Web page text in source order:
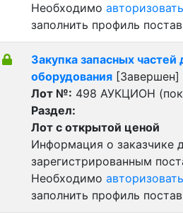
Необходимо
заполнить профиль
Закупка запасных
оборудования [Завершен]
Лот №: 498 АУКЦИОН
Раздел:
Лот с открытой ценой
Информация о заказчике
зарегистрированным
Необходимо
заполнить профиль